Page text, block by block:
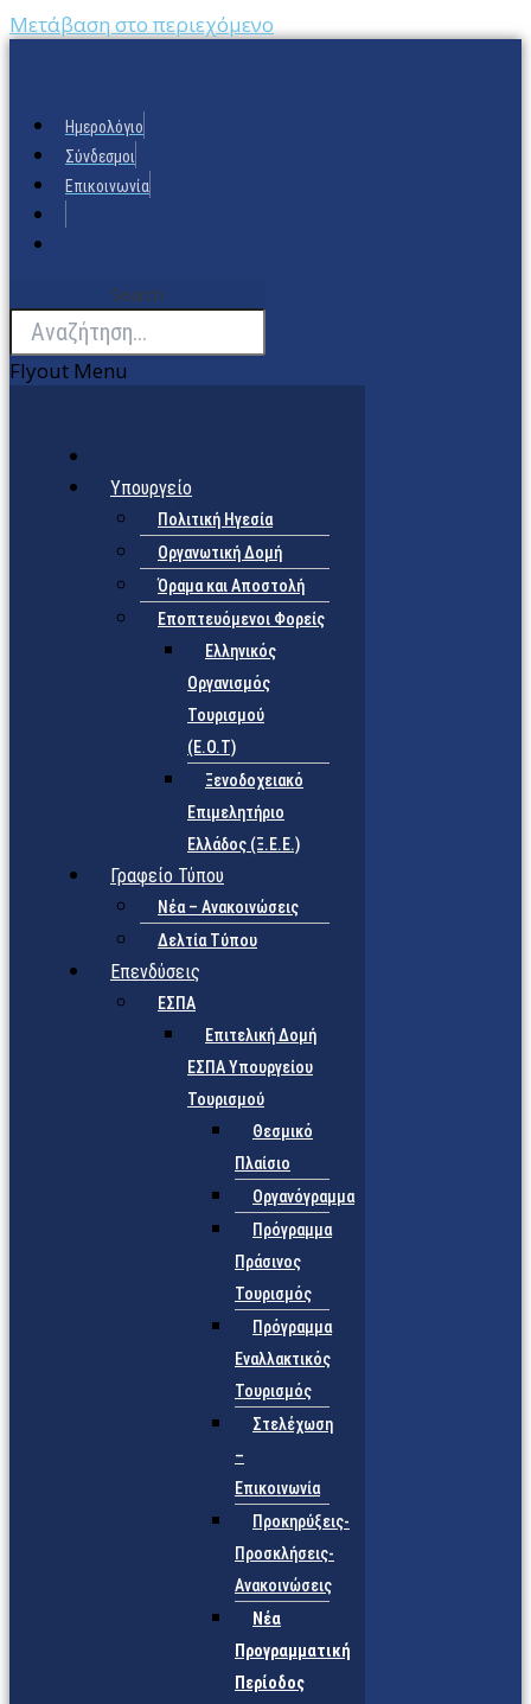
Μετάβαση στο περιεχόμενο
Ημερολόγιο
Σύνδεσμοι
Επικοινωνία
Search
Flyout Menu
Υπουργείο
Πολιτική Ηγεσία
Οργανωτική Δομή
Όραμα και Αποστολή
Εποπτευόμενοι Φορείς
Eλληνικός
Οργανισμός
Τουρισμού
(Ε.Ο.Τ)
Ξενοδοχειακό
Επιμελητήριο
Ελλάδος (Ξ.Ε.Ε.)
Γραφείο Τύπου
Νέα – Ανακοινώσεις
Δελτία Τύπου
Επενδύσεις
ΕΣΠΑ
Επιτελική Δομή
ΕΣΠΑ Υπουργείου
Τουρισμού
Θεσμικό
Πλαίσιο
Οργανόγραμμα
Πρόγραμμα
Πράσινος
Τουρισμός
Πρόγραμμα
Εναλλακτικός
Τουρισμός
Στελέχωση
–
Επικοινωνία
Προκηρύξεις-
Προσκλήσεις-
Ανακοινώσεις
Νέα
Προγραμματική
Περίοδος